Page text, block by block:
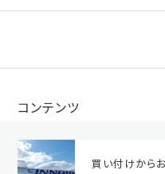
コンテンツ
買い付けから